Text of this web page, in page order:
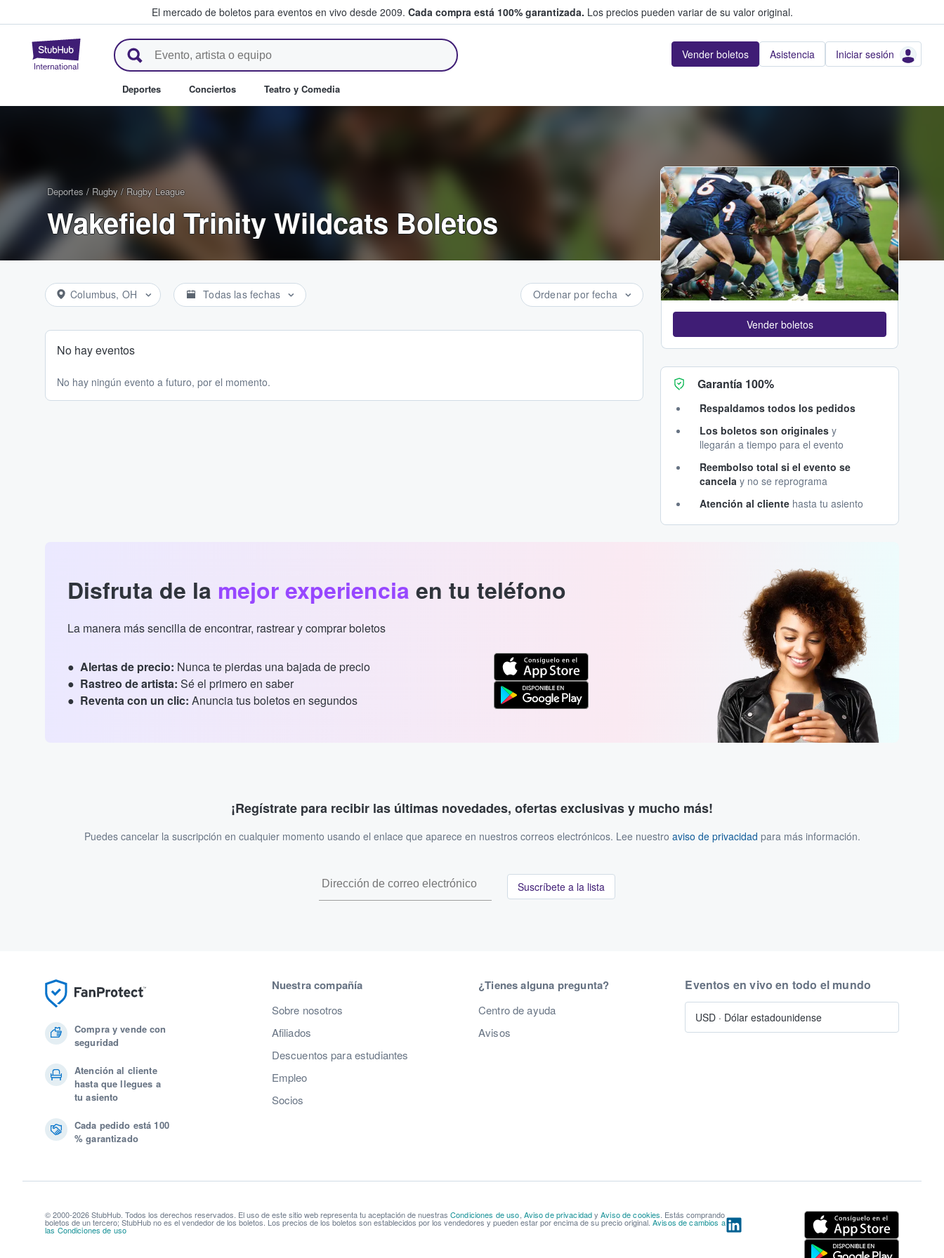
El mercado de boletos para eventos en vivo desde 2009. Cada compra está 100% garantizada. Los precios pueden variar de su valor original.
StubHub: donde los fans compran y venden boletos Vender boletos Asistencia Iniciar sesión
Deportes Conciertos Teatro y Comedia
Deportes / Rugby / Rugby League
Wakefield Trinity Wildcats Boletos
Columbus, OH Todas las fechas Ordenar por fecha
No hay eventos
No hay ningún evento a futuro, por el momento.
Adobe Stock
Vender boletos
Garantía 100%
Respaldamos todos los pedidos
Los boletos son originales y
llegarán a tiempo para el evento
Reembolso total si el evento se
cancela y no se reprograma
Atención al cliente hasta tu asiento
Disfruta de la mejor experiencia en tu teléfono
La manera más sencilla de encontrar, rastrear y comprar boletos
Alertas de precio: Nunca te pierdas una bajada de precio
Rastreo de artista: Sé el primero en saber
Reventa con un clic: Anuncia tus boletos en segundos
¡Regístrate para recibir las últimas novedades, ofertas exclusivas y mucho más!
Puedes cancelar la suscripción en cualquier momento usando el enlace que aparece en nuestros correos electrónicos. Lee nuestro aviso de privacidad para más información.
Suscríbete a la lista
Compra y vende con
seguridad
Atención al cliente
hasta que llegues a
tu asiento
Cada pedido está 100
% garantizado
Nuestra compañía
Sobre nosotros
Afiliados
Descuentos para estudiantes
Empleo
Socios
¿Tienes alguna pregunta?
Centro de ayuda
Avisos
Eventos en vivo en todo el mundo
USD · Dólar estadounidense
© 2000-2026 StubHub. Todos los derechos reservados. El uso de este sitio web representa tu aceptación de nuestras Condiciones de uso, Aviso de privacidadyAviso de cookies. Estás comprando
boletos de un tercero; StubHub no es el vendedor de los boletos. Los precios de los boletos son establecidos por los vendedores y pueden estar por encima de su precio original. Avisos de cambios a
las Condiciones de uso